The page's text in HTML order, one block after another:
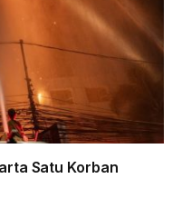
Satu Korban